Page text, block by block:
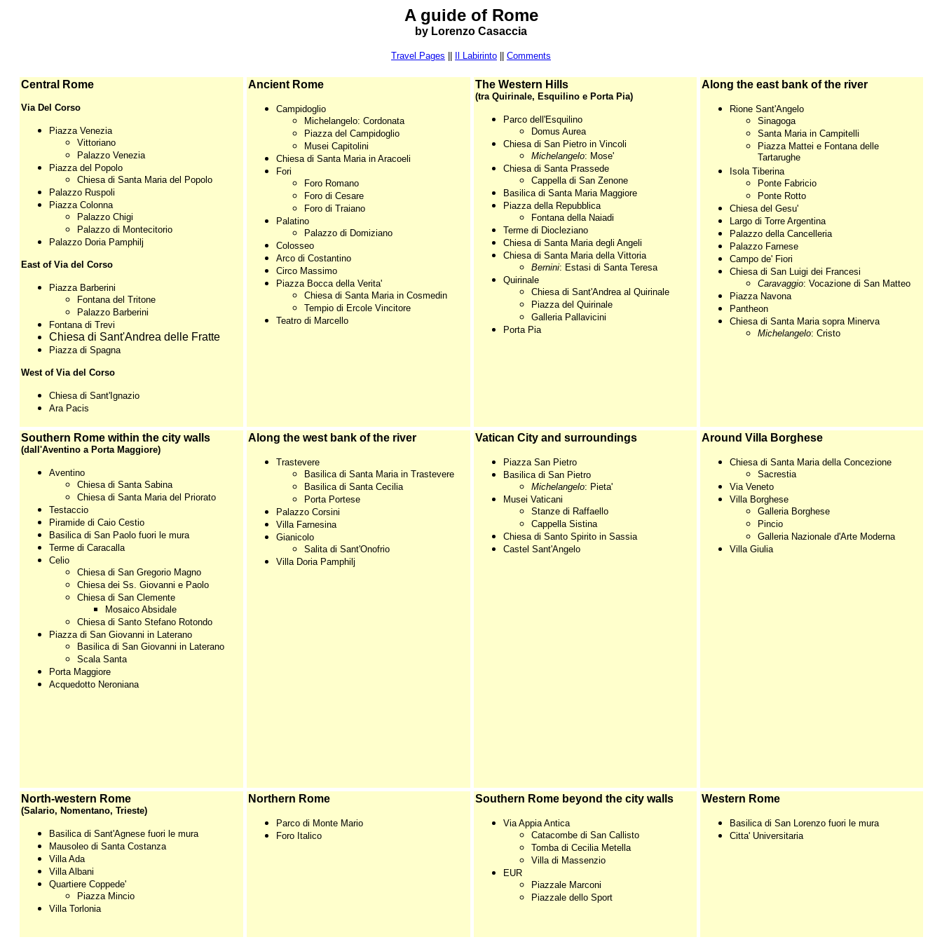
A guide of Rome
by Lorenzo Casaccia
Travel Pages Il Labirinto Comments
Central Rome
Via Del Corso
Piazza Venezia
Vittoriano
Palazzo Venezia
Piazza del Popolo
Chiesa di Santa Maria del Popolo
Palazzo Ruspoli
Piazza Colonna
Palazzo Chigi
Palazzo di Montecitorio
Palazzo Doria Pamphilj
East of Via del Corso
Piazza Barberini
Fontana del Tritone
Palazzo Barberini
Fontana di Trevi
Chiesa di Sant'Andrea delle Fratte
Piazza di Spagna
West of Via del Corso
Chiesa di Sant'Ignazio
Ara Pacis
Ancient Rome
Campidoglio
Michelangelo: Cordonata
Piazza del Campidoglio
Musei Capitolini
Chiesa di Santa Maria in Aracoeli
Fori
Foro Romano
Foro di Cesare
Foro di Traiano
Palatino
Palazzo di Domiziano
Colosseo
Arco di Costantino
Circo Massimo
Piazza Bocca della Verita'
Chiesa di Santa Maria in Cosmedin
Tempio di Ercole Vincitore
Teatro di Marcello
The Western Hills
(tra Quirinale, Esquilino e Porta Pia)
Parco dell'Esquilino
Domus Aurea
Chiesa di San Pietro in Vincoli
Michelangelo: Mose'
Chiesa di Santa Prassede
Cappella di San Zenone
Basilica di Santa Maria Maggiore
Piazza della Repubblica
Fontana della Naiadi
Terme di Diocleziano
Chiesa di Santa Maria degli Angeli
Chiesa di Santa Maria della Vittoria
Bernini: Estasi di Santa Teresa
Quirinale
Chiesa di Sant'Andrea al Quirinale
Piazza del Quirinale
Galleria Pallavicini
Porta Pia
Along the east bank of the river
Rione Sant'Angelo
Sinagoga
Santa Maria in Campitelli
Piazza Mattei e Fontana delle
Tartarughe
Isola Tiberina
Ponte Fabricio
Ponte Rotto
Chiesa del Gesu'
Largo di Torre Argentina
Palazzo della Cancelleria
Palazzo Farnese
Campo de' Fiori
Chiesa di San Luigi dei Francesi
Caravaggio: Vocazione di San Matteo
Piazza Navona
Pantheon
Chiesa di Santa Maria sopra Minerva
Michelangelo: Cristo
Southern Rome within the city walls
(dall'Aventino a Porta Maggiore)
Aventino
Chiesa di Santa Sabina
Chiesa di Santa Maria del Priorato
Testaccio
Piramide di Caio Cestio
Basilica di San Paolo fuori le mura
Terme di Caracalla
Celio
Chiesa di San Gregorio Magno
Chiesa dei Ss. Giovanni e Paolo
Chiesa di San Clemente
Mosaico Absidale
Chiesa di Santo Stefano Rotondo
Piazza di San Giovanni in Laterano
Basilica di San Giovanni in Laterano
Scala Santa
Porta Maggiore
Acquedotto Neroniana
Along the west bank of the river
Trastevere
Basilica di Santa Maria in Trastevere
Basilica di Santa Cecilia
Porta Portese
Palazzo Corsini
Villa Farnesina
Gianicolo
Salita di Sant'Onofrio
Villa Doria Pamphilj
Vatican City and surroundings
Piazza San Pietro
Basilica di San Pietro
Michelangelo: Pieta'
Musei Vaticani
Stanze di Raffaello
Cappella Sistina
Chiesa di Santo Spirito in Sassia
Castel Sant'Angelo
Around Villa Borghese
Chiesa di Santa Maria della Concezione
Sacrestia
Via Veneto
Villa Borghese
Galleria Borghese
Pincio
Galleria Nazionale d'Arte Moderna
Villa Giulia
North-western Rome
(Salario, Nomentano, Trieste)
Basilica di Sant'Agnese fuori le mura
Mausoleo di Santa Costanza
Villa Ada
Villa Albani
Quartiere Coppede'
Piazza Mincio
Villa Torlonia
Northern Rome
Parco di Monte Mario
Foro Italico
Southern Rome beyond the city walls
Via Appia Antica
Catacombe di San Callisto
Tomba di Cecilia Metella
Villa di Massenzio
EUR
Piazzale Marconi
Piazzale dello Sport
Western Rome
Basilica di San Lorenzo fuori le mura
Citta' Universitaria